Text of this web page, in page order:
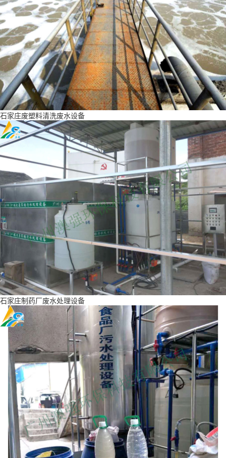
石家庄废塑料清洗废水设备
石家庄制药厂废水处理设备